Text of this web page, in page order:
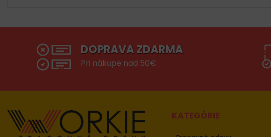
DOPRAVA ZDARMA
Pri nákupe nad 50€
KATEGÓRIE